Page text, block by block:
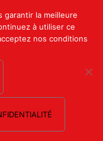
compte
contacter
garantir la meilleure
à utiliser ce
nos conditions